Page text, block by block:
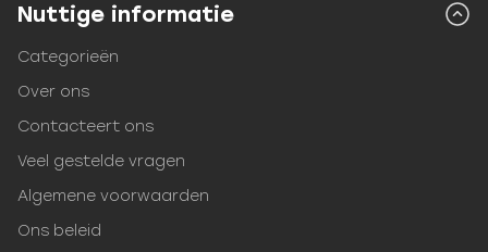
Nuttige informatie
Categorieën
Over ons
Contacteert ons
Veel gestelde vragen
Algemene voorwaarden
Ons beleid